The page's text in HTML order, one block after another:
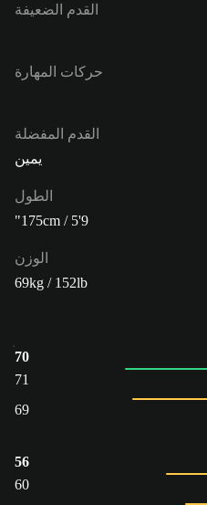
القدم الضعيفة
حركات المهارة
القدم المفضلة
يمين
الطول
175cm / 5'9"
الوزن
69kg / 152lb
70
71
69
56
60